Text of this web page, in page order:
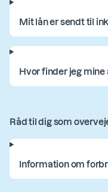
Mit lån er sendt til
Hvor finder jeg
Råd til dig som
Information om